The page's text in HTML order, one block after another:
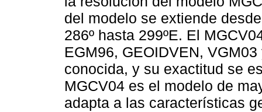
del modelo se extiende
286º hasta 299ºE. El
EGM96, GEOIDVEN,
conocida, y su exactitud se
MGCV04 es el modelo de
adapta a las características